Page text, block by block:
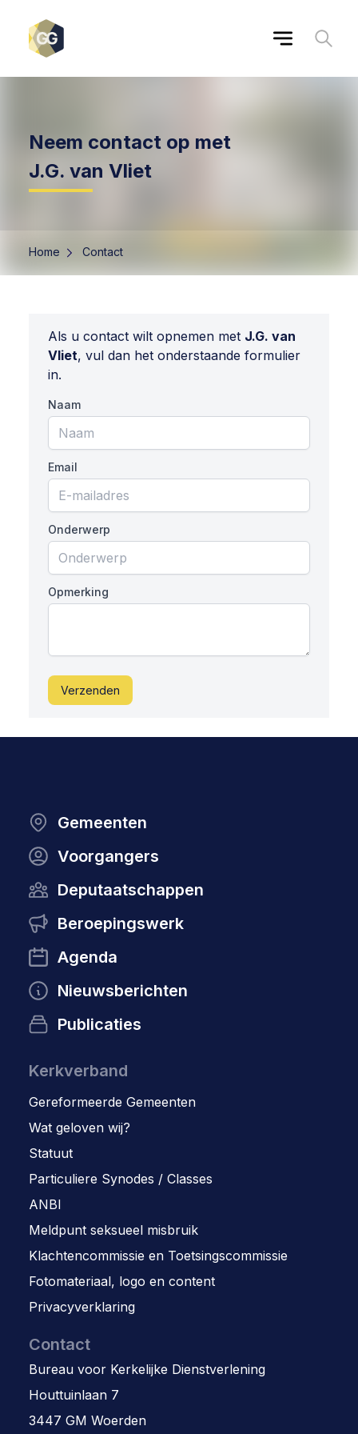
Neem contact op met
J.G. van Vliet
Home Contact
Als u contact wilt opnemen met J.G. van
Vliet, vul dan het onderstaande formulier
in.
Naam
Email
Onderwerp
Opmerking
Verzenden
Gemeenten
Voorgangers
Deputaatschappen
Beroepingswerk
Agenda
Nieuwsberichten
Publicaties
Kerkverband
Gereformeerde Gemeenten
Wat geloven wij?
Statuut
Particuliere Synodes / Classes
ANBI
Meldpunt seksueel misbruik
Klachtencommissie en Toetsingscommissie
Fotomateriaal, logo en content
Privacyverklaring
Contact
Bureau voor Kerkelijke Dienstverlening
Houttuinlaan 7
3447 GM Woerden